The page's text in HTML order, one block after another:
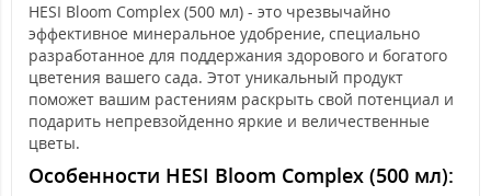
HESI Bloom Complex (500 мл) - это чрезвычайно
эффективное минеральное удобрение, специально
разработанное для поддержания здорового и богатого
цветения вашего сада. Этот уникальный продукт
поможет вашим растениям раскрыть свой потенциал и
подарить непревзойденно яркие и величественные
цветы.
Особенности HESI Bloom Complex (500 мл):